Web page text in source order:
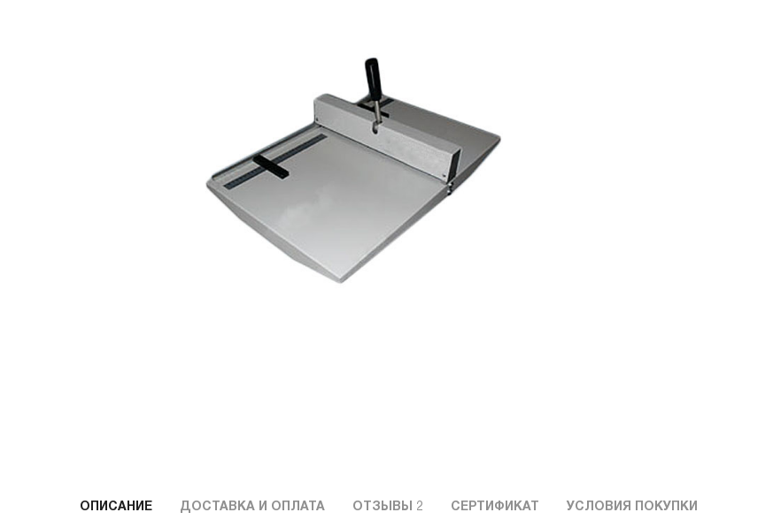
ОПИСАНИЕ ДОСТАВКА И ОПЛАТА ОТЗЫВЫ 2 СЕРТИФИКАТ УСЛОВИЯ ПОКУПКИ